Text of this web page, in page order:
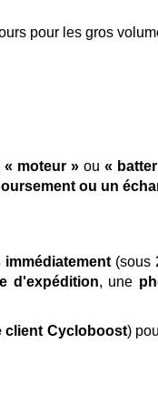
pour les gros
« moteur »ou «
ou un
(sous
d'expédition, une
client Cycloboost)